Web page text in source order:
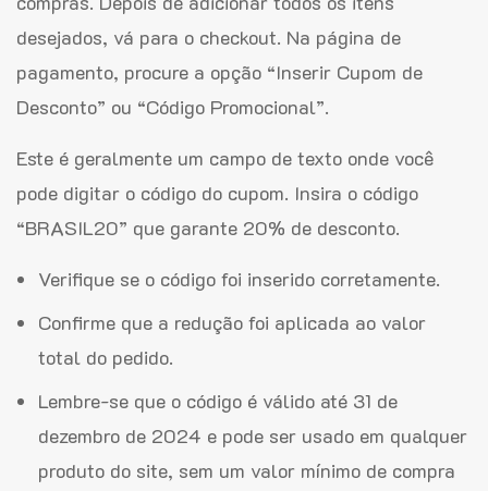
desejados, vá para o checkout. Na página de
pagamento, procure a opção “Inserir Cupom de
Desconto” ou “Código Promocional”.
Este é geralmente um campo de texto onde você
pode digitar o código do cupom. Insira o código
“BRASIL20” que garante 20% de desconto.
Verifique se o código foi inserido corretamente.
Confirme que a redução foi aplicada ao valor
total do pedido.
Lembre-se que o código é válido até 31 de
dezembro de 2024 e pode ser usado em qualquer
produto do site, sem um valor mínimo de compra